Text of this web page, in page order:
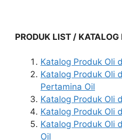
PRODUK LIST / KATALOG
Katalog Produk Oli
Katalog Produk Oli
Pertamina Oil
Katalog Produk Oli
Katalog Produk Oli
Katalog Produk Oli
Oil